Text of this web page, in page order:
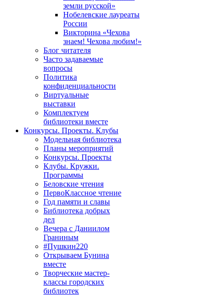
земли русской»
Нобелевские лауреаты
России
Викторина «Чехова
знаем! Чехова любим!»
Блог читателя
Часто задаваемые
вопросы
Политика
конфиденциальности
Виртуальные
выставки
Комплектуем
библиотеки вместе
Конкурсы. Проекты. Клубы
Модельная библиотека
Планы мероприятий
Конкурсы. Проекты
Клубы. Кружки.
Программы
Беловские чтения
ПервоКлассное чтение
Год памяти и славы
Библиотека добрых
дел
Вечера с Даниилом
Граниным
#Пушкин220
Открываем Бунина
вместе
Творческие мастер-
классы городских
библиотек